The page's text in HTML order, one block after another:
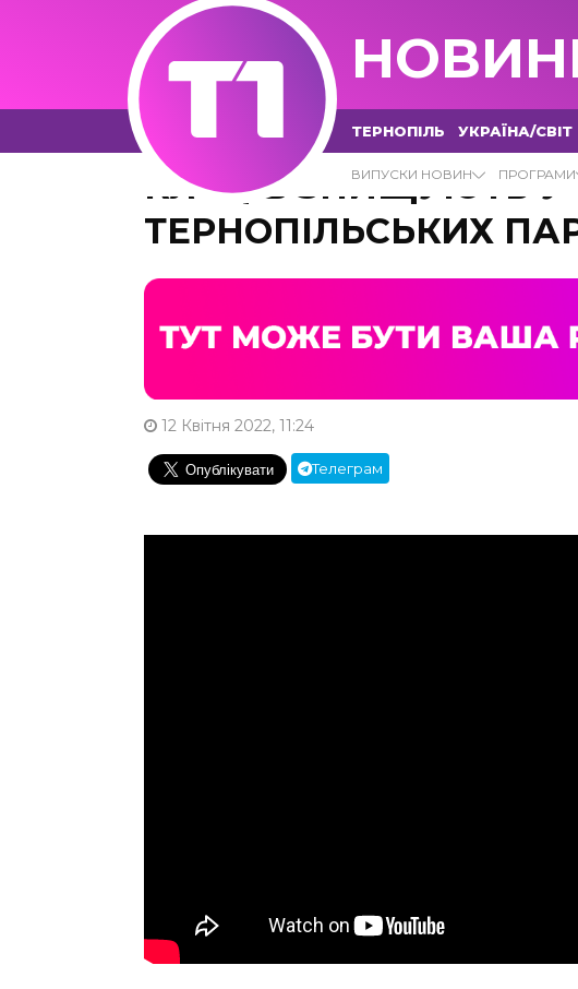
ТЕРНОПІЛЬ УКРАЇНА/СВІТ
ВИПУСКИ НОВИН ПРОГРАМИ
КЛІЩІВ ЗНИЩУЮТЬ У
ТЕРНОПІЛЬСЬКИХ
12 Квітня 2022, 11:24
Телеграм